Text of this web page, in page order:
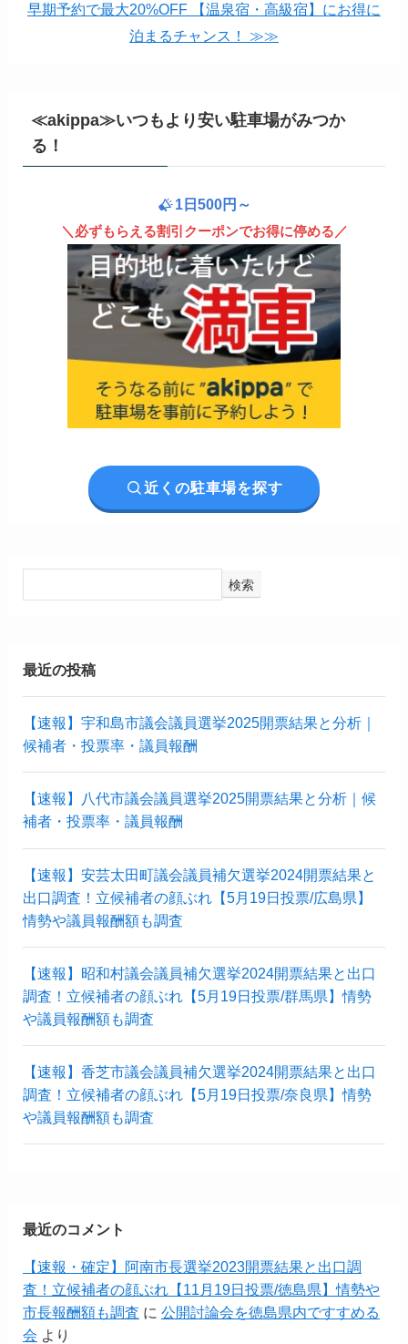
早期予約で最大20%OFF 【温泉宿・高級宿】にお得に
泊まるチャンス！ ≫≫
≪akippa≫いつもより安い駐車場がみつか
る！
1日500円～
＼必ずもらえる割引クーポンでお得に停める／
近くの駐車場を探す
検索
最近の投稿
【速報】宇和島市議会議員選挙2025開票結果と分析｜
候補者・投票率・議員報酬
【速報】八代市議会議員選挙2025開票結果と分析｜候
補者・投票率・議員報酬
【速報】安芸太田町議会議員補欠選挙2024開票結果と
出口調査！立候補者の顔ぶれ【5月19日投票/広島県】
情勢や議員報酬額も調査
【速報】昭和村議会議員補欠選挙2024開票結果と出口
調査！立候補者の顔ぶれ【5月19日投票/群馬県】情勢
や議員報酬額も調査
【速報】香芝市議会議員補欠選挙2024開票結果と出口
調査！立候補者の顔ぶれ【5月19日投票/奈良県】情勢
や議員報酬額も調査
最近のコメント
【速報・確定】阿南市長選挙2023開票結果と出口調
査！立候補者の顔ぶれ【11月19日投票/徳島県】情勢や
市長報酬額も調査 に 公開討論会を徳島県内ですすめる
会 より